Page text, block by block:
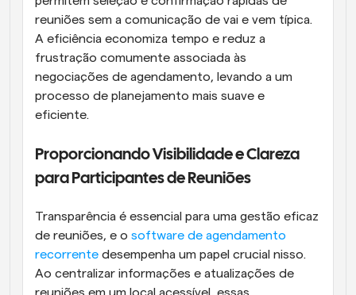
reuniões sem a comunicação de vai e vem típica.
A eficiência economiza tempo e reduz a
frustração comumente associada às
negociações de agendamento, levando a um
processo de planejamento mais suave e
eficiente.
Proporcionando Visibilidade e Clareza
para Participantes de Reuniões
Transparência é essencial para uma gestão eficaz
de reuniões, e o software de agendamento
recorrente desempenha um papel crucial nisso.
Ao centralizar informações e atualizações de